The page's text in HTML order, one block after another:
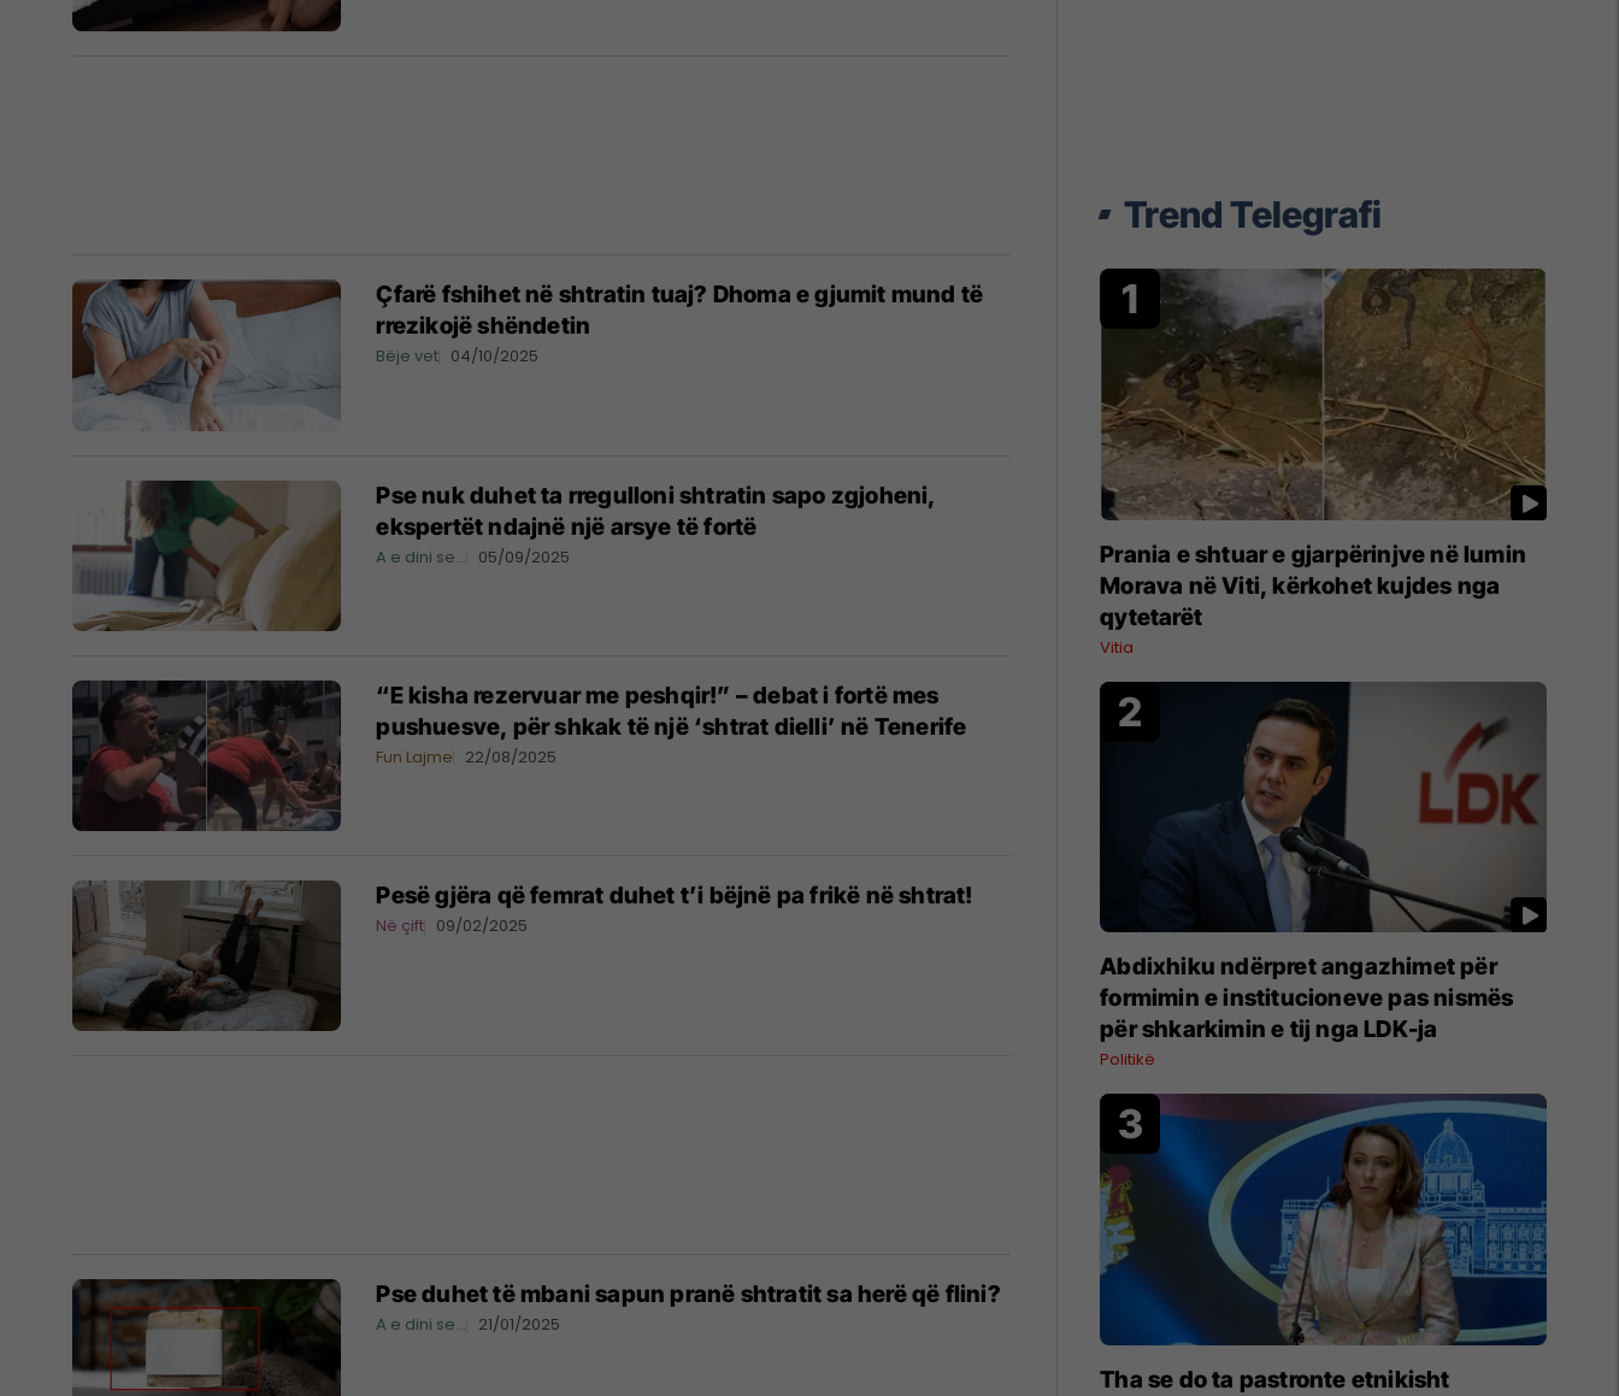
Çfarë fshihet në shtratin tuaj? Dhoma e gjumit mund të
rrezikojë shëndetin
Bëje vet 04/10/2025
Pse nuk duhet ta rregulloni shtratin sapo zgjoheni,
ekspertët ndajnë një arsye të fortë
A e dini se... 05/09/2025
“E kisha rezervuar me peshqir!” – debat i fortë mes
pushuesve, për shkak të një ‘shtrat dielli’ në Tenerife
Fun Lajme 22/08/2025
Pesë gjëra që femrat duhet t’i bëjnë pa frikë në shtrat!
Në çift 09/02/2025
Pse duhet të mbani sapun pranë shtratit sa herë që flini?
A e dini se... 21/01/2025
Trend Telegrafi
Prania e shtuar e gjarpërinjve në lumin
Morava në Viti, kërkohet kujdes nga
qytetarët
Vitia
Abdixhiku ndërpret angazhimet për
formimin e institucioneve pas nismës
për shkarkimin e tij nga LDK-ja
Politikë
Tha se do ta pastronte etnikisht